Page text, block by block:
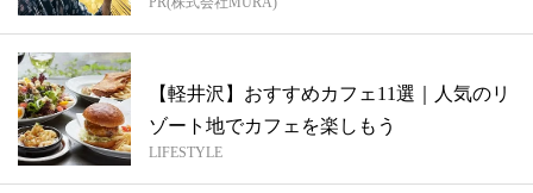
方...
【軽井沢】おすすめカフェ11選｜人気のリ
ゾート地でカフェを楽しもう
LIFESTYLE